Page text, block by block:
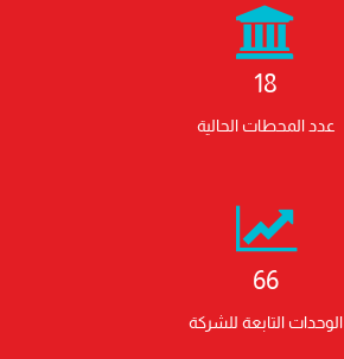
18
عدد المحطات الحالية
66
الوحدات التابعة للشركة